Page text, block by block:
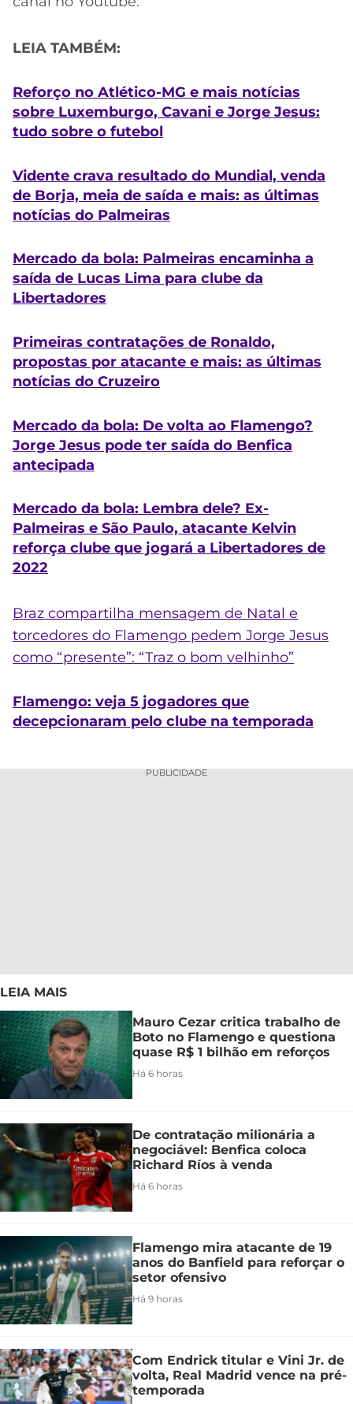
LEIA TAMBÉM:
Reforço no Atlético-MG e mais notícias
sobre Luxemburgo, Cavani e Jorge Jesus:
tudo sobre o futebol
Vidente crava resultado do Mundial, venda
de Borja, meia de saída e mais: as últimas
notícias do Palmeiras
Mercado da bola: Palmeiras encaminha a
saída de Lucas Lima para clube da
Libertadores
Primeiras contratações de Ronaldo,
propostas por atacante e mais: as últimas
notícias do Cruzeiro
Mercado da bola: De volta ao Flamengo?
Jorge Jesus pode ter saída do Benfica
antecipada
Mercado da bola: Lembra dele? Ex-
Palmeiras e São Paulo, atacante Kelvin
reforça clube que jogará a Libertadores de
2022
Braz compartilha mensagem de Natal e
torcedores do Flamengo pedem Jorge Jesus
como “presente”: “Traz o bom velhinho”
Flamengo: veja 5 jogadores que
decepcionaram pelo clube na temporada
PUBLICIDADE
LEIA MAIS
Mauro Cezar critica trabalho de
Boto no Flamengo e questiona
quase R$ 1 bilhão em reforços
Há 6 horas
De contratação milionária a
negociável: Benfica coloca
Richard Ríos à venda
Há 6 horas
Flamengo mira atacante de 19
anos do Banfield para reforçar o
setor ofensivo
Há 9 horas
Com Endrick titular e Vini Jr. de
volta, Real Madrid vence na pré-
temporada